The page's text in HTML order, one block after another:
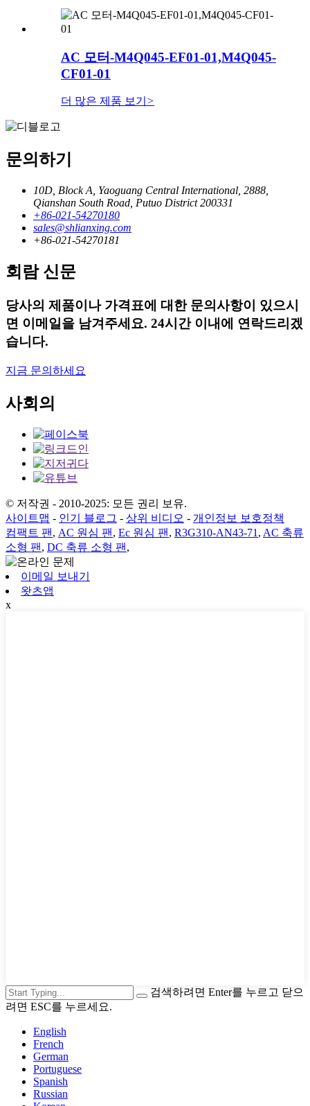
AC 모터-M4Q045-EF01-01,M4Q045-
CF01-01
더 많은 제품 보기 >
문의하기
10D, Block A, Yaoguang Central International, 2888,
Qianshan South Road, Putuo District 200331
+86-021-54270180
sales@shlianxing.com
+86-021-54270181
회람 신문
당사의 제품이나 가격표에 대한 문의사항이 있으시
면 이메일을 남겨주세요. 24시간 이내에 연락드리겠
습니다.
지금 문의하세요
사회의
© 저작권 - 2010-2025: 모든 권리 보유.
사이트맵 - 인기 블로그 - 상위 비디오 - 개인정보 보호정책
컴팩트 팬, AC 원심 팬, Ec 원심 팬, R3G310-AN43-71, AC 축류
소형 팬, DC 축류 소형 팬,
이메일 보내기
왓츠앱
x
검색하려면 Enter를 누르고 닫으
려면 ESC를 누르세요.
English
French
German
Portuguese
Spanish
Russian